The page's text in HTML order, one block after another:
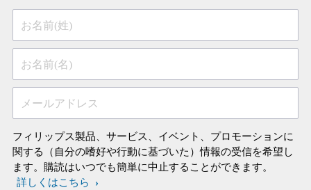
お名前(姓)
お名前(名)
メールアドレス
フィリップス製品、サービス、イベント、プロモーションに
関する（自分の嗜好や行動に基づいた）情報の受信を希望し
ます。購読はいつでも簡単に中止することができます。
詳しくはこちら